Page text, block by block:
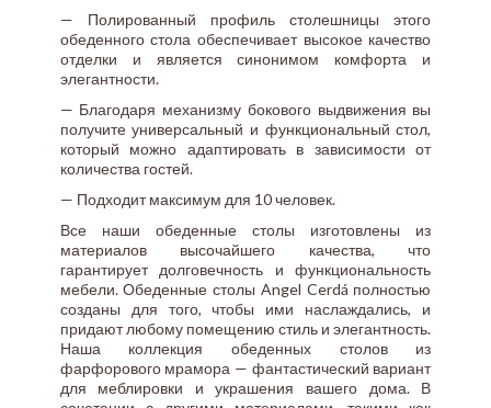
— Полированный профиль столешницы этого
обеденного стола обеспечивает высокое качество
отделки и является синонимом комфорта и
элегантности.
— Благодаря механизму бокового выдвижения вы
получите универсальный и функциональный стол,
который можно адаптировать в зависимости от
количества гостей.
— Подходит максимум для 10 человек.
Все наши обеденные столы изготовлены из
материалов высочайшего качества, что
гарантирует долговечность и функциональность
мебели. Обеденные столы Angel Cerdá полностью
созданы для того, чтобы ими наслаждались, и
придают любому помещению стиль и элегантность.
Наша коллекция обеденных столов из
фарфорового мрамора — фантастический вариант
для меблировки и украшения вашего дома. В